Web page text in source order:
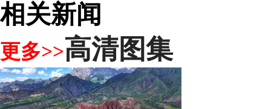
相关新闻
更多>>高清图集